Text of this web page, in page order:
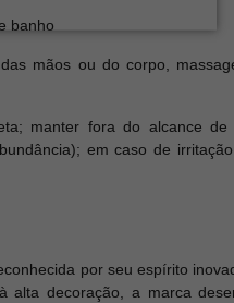
banho
mãos ou do corpo,
manter fora do alcance de
em caso de
por seu espírito
decoração, a marca